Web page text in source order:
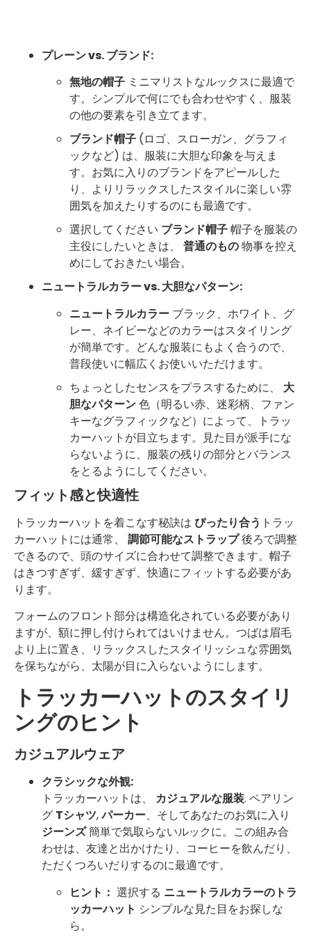
プレーン vs. ブランド:
無地の帽子 ミニマリストなルックスに最適で
す。シンプルで何にでも合わせやすく、服装
の他の要素を引き立てます。
ブランド帽子 (ロゴ、スローガン、グラフィ
ックなど) は、服装に大胆な印象を与えま
す。お気に入りのブランドをアピールした
り、よりリラックスしたスタイルに楽しい雰
囲気を加えたりするのにも最適です。
選択してください ブランド帽子帽子を服装の
主役にしたいときは、 普通のもの物事を控え
めにしておきたい場合。
ニュートラルカラー vs. 大胆なパターン:
ニュートラルカラー ブラック、ホワイト、グ
レー、ネイビーなどのカラーはスタイリング
が簡単です。どんな服装にもよく合うので、
普段使いに幅広くお使いいただけます。
ちょっとしたセンスをプラスするために、 大
胆なパターン色（明るい赤、迷彩柄、ファン
キーなグラフィックなど）によって、トラッ
カーハットが目立ちます。見た目が派手にな
らないように、服装の残りの部分とバランス
をとるようにしてください。
フィット感と快適性
トラッカーハットを着こなす秘訣は ぴったり合う トラッ
カーハットには通常、 調節可能なストラップ後ろで調整
できるので、頭のサイズに合わせて調整できます。帽子
はきつすぎず、緩すぎず、快適にフィットする必要があ
ります。
フォームのフロント部分は構造化されている必要があり
ますが、額に押し付けられてはいけません。つばは眉毛
より上に置き、リラックスしたスタイリッシュな雰囲気
を保ちながら、太陽が目に入らないようにします。
トラッカーハットのスタイリ
ングのヒント
カジュアルウェア
クラシックな外観:
トラッカーハットは、 カジュアルな服装. ペアリン
グ Tシャツ,パーカー、そしてあなたのお気に入り
ジーンズ簡単で気取らないルックに。この組み合
わせは、友達と出かけたり、コーヒーを飲んだり、
ただくつろいだりするのに最適です。
ヒント： 選択する ニュートラルカラーのトラ
ッカーハット シンプルな見た目をお探しな
ら。